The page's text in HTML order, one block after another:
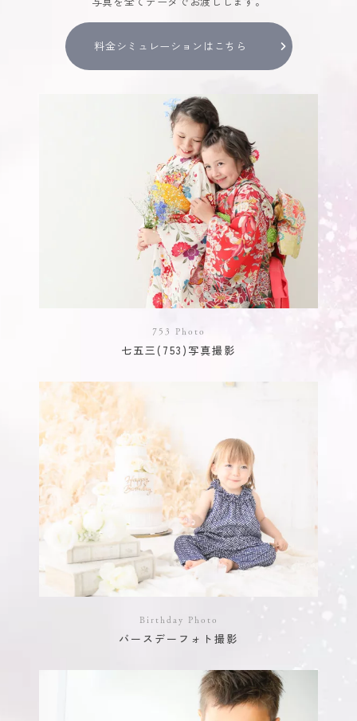
料金シミュレーションはこちら
753 Photo
七五三(753)写真撮影
Birthday Photo
バースデーフォト撮影